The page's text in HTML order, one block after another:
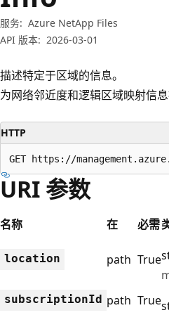
服务: Azure NetApp Files
API 版本: 2026-03-01
描述特定于区域的信息。
为网络邻近度和逻辑区域映射信息
HTTP
GET https://
URI 参数
名称 在 必需
location path True
subscriptionId path True